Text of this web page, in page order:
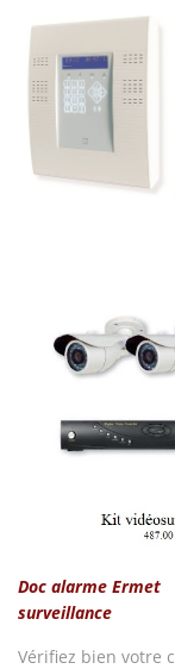
Doc alarme Ermet
surveillance
Vérifiez bien votre